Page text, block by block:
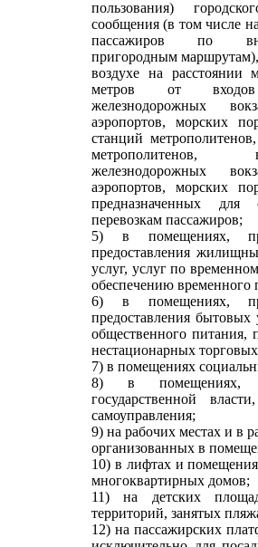
пользования)
сообщения (в том числе
пассажиров по
пригородным
воздухе на расстоянии
метров от
железнодорожных
аэропортов, морских
станций
железнодорожных
аэропортов, морских
предназначенных
перевозкам пассажиров;
5) в помещениях,
предоставления
услуг, услуг по
обеспечению временного
6) в помещениях,
предоставления бытовых
общественного питания,
нестационарных
7) в помещениях
8) в помещениях,
государственной
самоуправления;
9) на рабочих местах и в
организованных в
10) в лифтах и
многоквартирных домов;
11) на детских
территорий, занятых
12) на пассажирских